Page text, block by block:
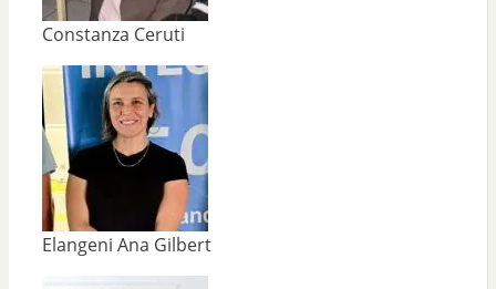
Constanza Ceruti
Elangeni Ana Gilbert